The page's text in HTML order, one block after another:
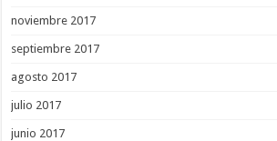
noviembre 2017
septiembre 2017
agosto 2017
julio 2017
junio 2017